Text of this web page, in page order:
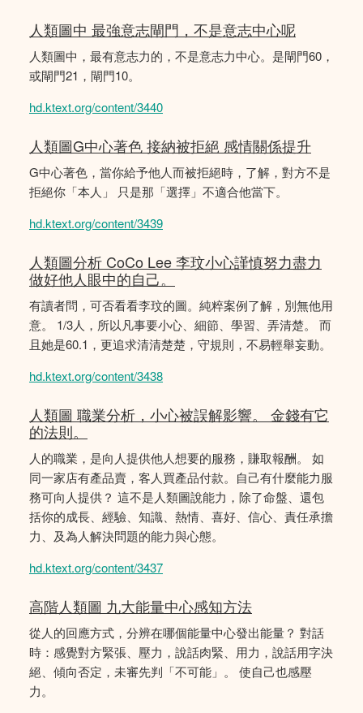
人類圖中 最強意志閘門，不是意志中心呢
人類圖中，最有意志力的，不是意志力中心。是閘門60，
或閘門21，閘門10。
hd.ktext.org/content/3440
人類圖G中心著色 接納被拒絕 感情關係提升
G中心著色，當你給予他人而被拒絕時，了解，對方不是
拒絕你「本人」 只是那「選擇」不適合他當下。
hd.ktext.org/content/3439
人類圖分析 CoCo Lee 李玟小心謹慎努力盡力
做好他人眼中的自己。
有讀者問，可否看看李玟的圖。純粹案例了解，別無他用
意。 1/3人，所以凡事要小心、細節、學習、弄清楚。 而
且她是60.1，更追求清清楚楚，守規則，不易輕舉妄動。
hd.ktext.org/content/3438
人類圖 職業分析，小心被誤解影響。 金錢有它
的法則。
人的職業，是向人提供他人想要的服務，賺取報酬。 如
同一家店有產品賣，客人買產品付款。自己有什麼能力服
務可向人提供？ 這不是人類圖說能力，除了命盤、還包
括你的成長、經驗、知識、熱情、喜好、信心、責任承擔
力、及為人解決問題的能力與心態。
hd.ktext.org/content/3437
高階人類圖 九大能量中心感知方法
從人的回應方式，分辨在哪個能量中心發出能量？ 對話
時：感覺對方緊張、壓力，說話肉緊、用力，說話用字決
絕、傾向否定，未審先判「不可能」。 使自己也感壓
力。